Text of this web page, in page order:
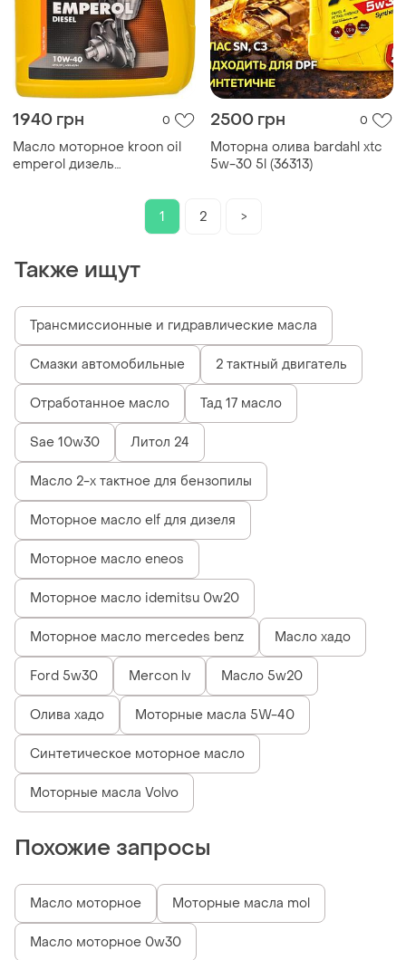
1940 грн 0
Масло моторное kroon oil
emperol дизель
2500 грн 0
Моторна олива bardahl xtc
5w-30 5l (36313)
1 2 >
Также ищут
Трансмиссионные и гидравлические масла
Смазки автомобильные 2 тактный двигатель
Отработанное масло Тад 17 масло
Sae 10w30 Литол 24
Масло 2-х тактное для бензопилы
Моторное масло elf для дизеля
Моторное масло eneos
Моторное масло idemitsu 0w20
Моторное масло mercedes benz Масло хадо
Ford 5w30 Mercon lv Масло 5w20
Олива хадо Моторные масла 5W-40
Синтетическое моторное масло
Моторные масла Volvo
Похожие запросы
Масло моторное Моторные масла mol
Масло моторное 0w30